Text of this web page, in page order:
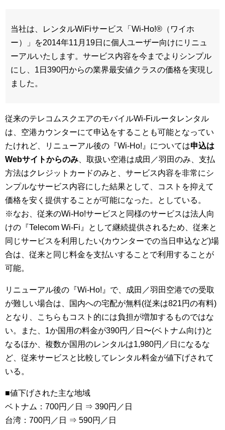
当社は、レンタルWiFiサービス「Wi-Ho!®（ワイホ
ー）」を2014年11月19日に個人ユーザー向けにリニュ
ーアルいたします。サービス内容を今までよりシンプル
にし、1日390円からの業界最安値クラスの価格を実現し
ました。
従来のテレコムスクエアのモバイルWi-Fiルータレンタル
は、空港カウンターにて申込をすることも可能となってい
たけれど、リニューアル後の『Wi-Ho!』については申込は
Webサイトからのみ 、取扱い空港は成田／羽田のみ、支払
方法はクレジットカードのみと、サービス内容を非常にシ
ンプルなサービス内容にした結果として、コストを抑えて
価格を安く提供することが可能になった。としている。
※なお、従来のWi-Ho!サービスと同様のサービスは法人向
けの『Telecom Wi-Fi』として継続提供されるため、従来と
同じサービスを利用したい(カウンターでの当日申込など)場
合は、従来と同じ料金を支払いすることで利用することが
可能。
リニューアル後の『Wi-Ho!』で、成田／羽田空港での受取
が難しい場合は、国内への宅配が無料(従来は821円の有料)
となり、こちらもコスト的には負担が増加するものではな
い。また、1か国用の料金が390円／日〜(ベトナム向け)と
なるほか、複数か国用のレンタルは1,980円／日になるな
ど、従来サービスと比較してレンタル料金が値下げされて
いる。
■値下げされた主な地域
ベトナム：700円／日 ⇒ 390円／日
台湾：700円／日 ⇒ 590円／日